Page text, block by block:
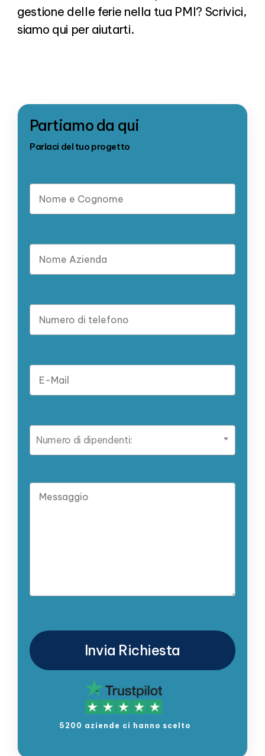
gestione delle ferie nella tua PMI? Scrivici,
siamo qui per aiutarti.
Partiamo da qui
Parlaci del tuo progetto
Numero di dipendenti:
5200 aziende ci hanno scelto